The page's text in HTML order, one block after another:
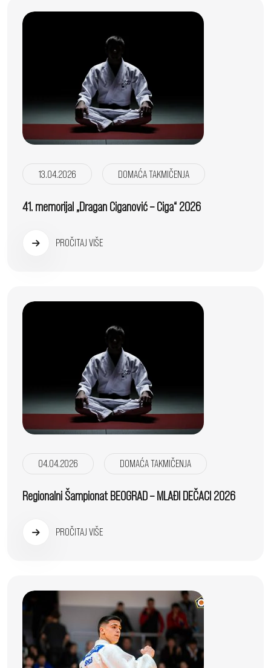
13.04.2026 DOMAĆA TAKMIČENJA
41. memorijal „Dragan Ciganović – Ciga“ 2026
PROČITAJ VIŠE
04.04.2026 DOMAĆA TAKMIČENJA
Regionalni Šampionat BEOGRAD – MLAĐI DEČACI 2026
PROČITAJ VIŠE